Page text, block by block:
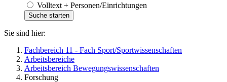
Volltext + Personen/Einrichtungen
Sie sind hier:
Fachbereich 11 - Fach Sport/Sportwissenschaften
Arbeitsbereiche
Arbeitsbereich Bewegungswissenschaften
Forschung